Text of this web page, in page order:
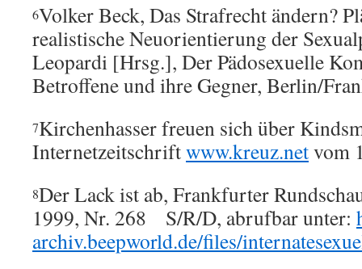
6Volker Beck, Das Strafrecht ändern?
realistische Neuorientierung der
Leopardi [Hrsg.], Der Pädosexuelle
Betroffene und ihre Gegner, Berlin/
7Kirchenhasser freuen sich über
Internetzeitschriftwww.kreuz.netvom
8Der Lack ist ab, Frankfurter
1999, Nr. 268 S/R/D, abrufbar unter:
archiv.beepworld.de/files/